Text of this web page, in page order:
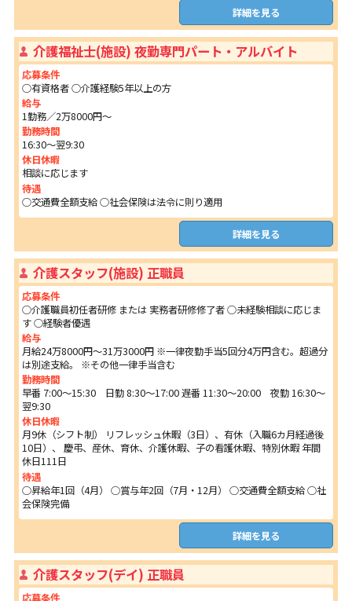
詳細を見る
介護福祉士(施設) 夜勤専門パート・アルバイト
応募条件
○有資格者 ○介護経験5年以上の方
給与
1勤務／2万8000円～
勤務時間
16:30～翌9:30
休日休暇
相談に応じます
待遇
○交通費全額支給 ○社会保険は法令に則り適用
詳細を見る
介護スタッフ(施設) 正職員
応募条件
○介護職員初任者研修 または 実務者研修修了者 ○未経験相談に応じま
す ○経験者優遇
給与
月給24万8000円～31万3000円 ※一律夜勤手当5回分4万円含む。超過分
は別途支給。 ※その他一律手当含む
勤務時間
早番 7:00～15:30 日勤 8:30～17:00 遅番 11:30～20:00 夜勤 16:30～
翌9:30
休日休暇
月9休（シフト制） リフレッシュ休暇（3日）、有休（入職6カ月経過後
10日）、 慶弔、産休、育休、介護休暇、子の看護休暇、特別休暇 年間
休日111日
待遇
○昇給年1回（4月） ○賞与年2回（7月・12月） ○交通費全額支給 ○社
会保険完備
詳細を見る
介護スタッフ(デイ) 正職員
応募条件